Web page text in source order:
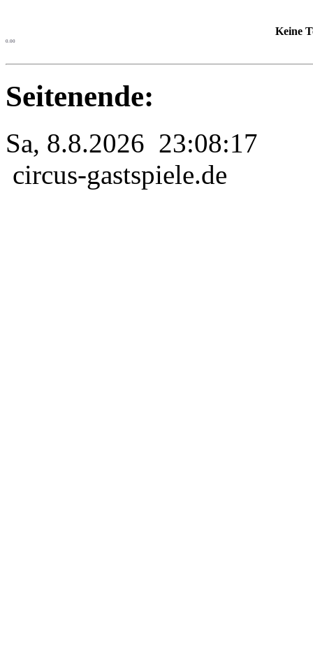
Keine
0.00
Seitenende:
Sa, 8.8.2026 23:08:17
circus-gastspiele.de